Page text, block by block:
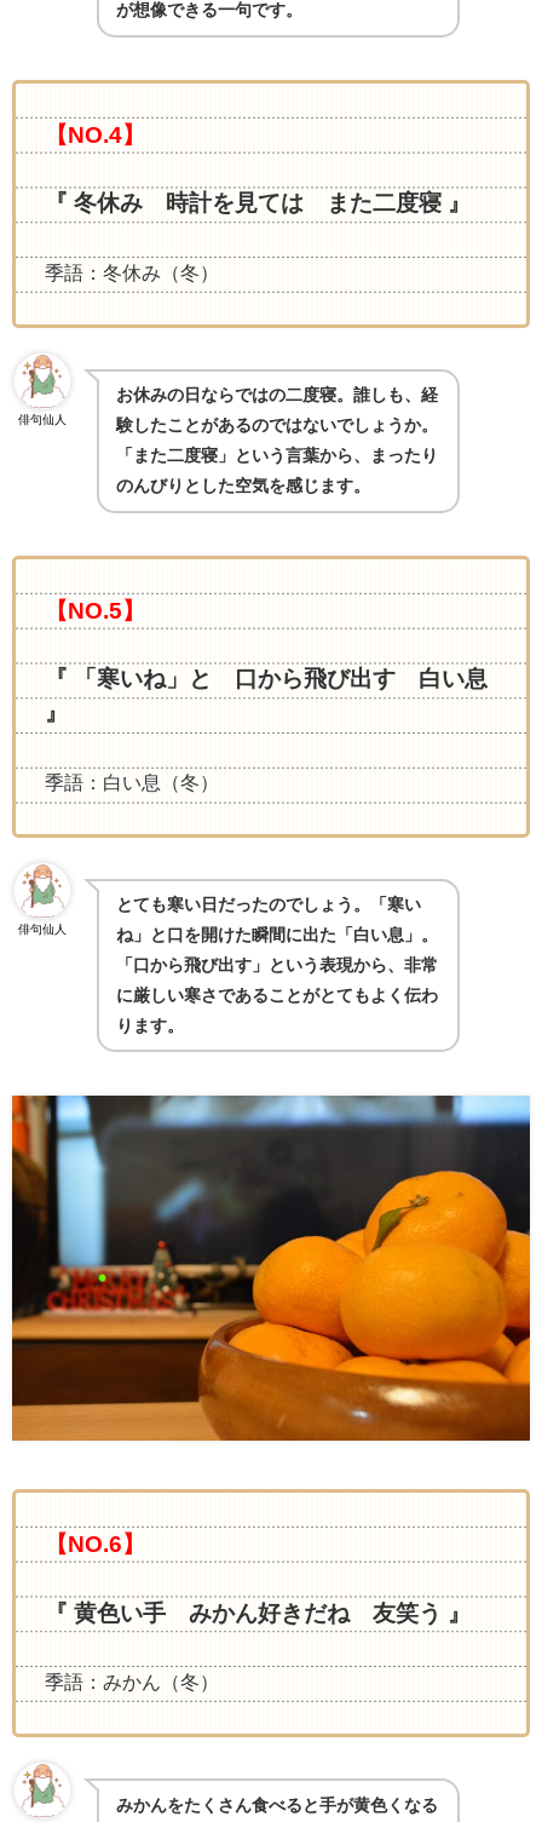
が想像できる一句です。
【NO.4】
『 冬休み 時計を見ては また二度寝 』
季語：冬休み（冬）
俳句仙人
お休みの日ならではの二度寝。誰しも、経
験したことがあるのではないでしょうか。
「また二度寝」という言葉から、まったり
のんびりとした空気を感じます。
【NO.5】
『 「寒いね」と 口から飛び出す 白い息
』
季語：白い息（冬）
俳句仙人
とても寒い日だったのでしょう。「寒い
ね」と口を開けた瞬間に出た「白い息」。
「口から飛び出す」という表現から、非常
に厳しい寒さであることがとてもよく伝わ
ります。
【NO.6】
『 黄色い手 みかん好きだね 友笑う 』
季語：みかん（冬）
みかんをたくさん食べると手が黄色くなる